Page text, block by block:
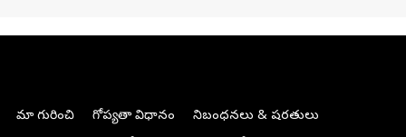
మా గురించి గోప్యతా విధానం
నిబంధనలు & షరతులు